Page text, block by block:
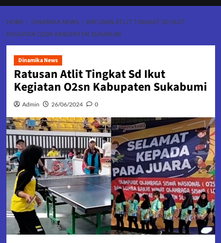
HOME DINAMIKA NEWS
RATUSAN ATLIT TINGKAT SD IKUT
KEGIATAN O2SN KABUPATEN SUKABUMI
Dinamika News
Ratusan Atlit Tingkat Sd Ikut
Kegiatan O2sn Kabupaten Sukabumi
Admin 26/06/2024 0